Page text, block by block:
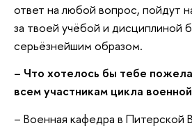
ответ на любой вопрос, пойдут
за твоей учёбой и дисциплиной
серьёзнейшим образом.
– Что хотелось бы тебе
всем участникам цикла
– Военная кафедра в Питерской